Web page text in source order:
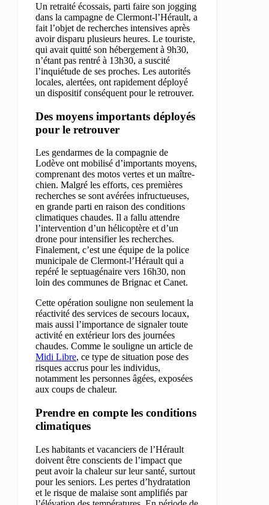
Un retraité écossais, parti faire son jogging
dans la campagne de Clermont-l’Hérault, a
fait l’objet de recherches intensives après
avoir disparu plusieurs heures. Le touriste,
qui avait quitté son hébergement à 9h30,
n’étant pas rentré à 13h30, a suscité
l’inquiétude de ses proches. Les autorités
locales, alertées, ont rapidement déployé
un dispositif conséquent pour le retrouver.
Des moyens importants déployés
pour le retrouver
Les gendarmes de la compagnie de
Lodève ont mobilisé d’importants moyens,
comprenant des motos vertes et un maître-
chien. Malgré les efforts, ces premières
recherches se sont avérées infructueuses,
en grande parti en raison des conditions
climatiques chaudes. Il a fallu attendre
l’intervention d’un hélicoptère et d’un
drone pour intensifier les recherches.
Finalement, c’est une équipe de la police
municipale de Clermont-l’Hérault qui a
repéré le septuagénaire vers 16h30, non
loin des communes de Brignac et Canet.
Cette opération souligne non seulement la
réactivité des services de secours locaux,
mais aussi l’importance de signaler toute
activité en extérieur lors des journées
chaudes. Comme le souligne un article de
Midi Libre, ce type de situation pose des
risques accrus pour les individus,
notamment les personnes âgées, exposées
aux coups de chaleur.
Prendre en compte les conditions
climatiques
Les habitants et vacanciers de l’Hérault
doivent être conscients de l’impact que
peut avoir la chaleur sur leur santé, surtout
pour les seniors. Les pertes d’hydratation
et le risque de malaise sont amplifiés par